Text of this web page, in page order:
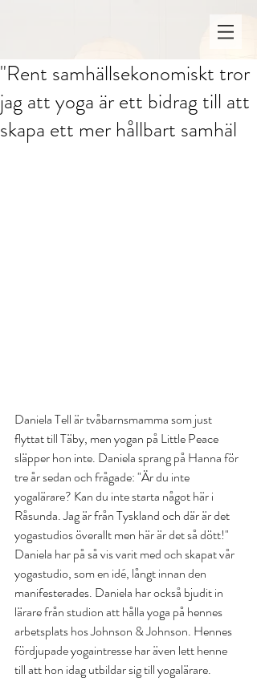
"Rent samhällsekonomiskt tror
jag att yoga är ett bidrag till att
skapa ett mer hållbart samhäl
Daniela Tell är tvåbarnsmamma som just
flyttat till Täby, men yogan på Little Peace
släpper hon inte. Daniela sprang på Hanna för
tre år sedan och frågade: "Är du inte
yogalärare? Kan du inte starta något här i
Råsunda. Jag är från Tyskland och där är det
yogastudios överallt men här är det så dött!"
Daniela har på så vis varit med och skapat vår
yogastudio, som en idé, långt innan den
manifesterades. Daniela har också bjudit in
lärare från studion att hålla yoga på hennes
arbetsplats hos Johnson & Johnson. Hennes
fördjupade yogaintresse har även lett henne
till att hon idag utbildar sig till yogalärare.